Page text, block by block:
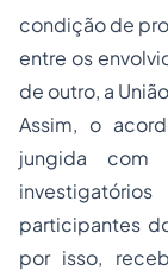
condição de
entre os
de outro, a
Assim, o
jungida com
participantes
por isso,